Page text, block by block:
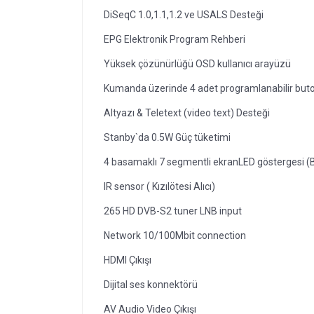
DiSeqC 1.0,1.1,1.2 ve USALS Desteği
EPG Elektronik Program Rehberi
Yüksek çözünürlüğü OSD kullanıcı arayüzü
Kumanda üzerinde 4 adet programlanabilir
Altyazı & Teletext (video text) Desteği
Stanby`da 0.5W Güç tüketimi
4 basamaklı 7 segmentli ekranLED göstergesi
IR sensor ( Kızılötesi Alıcı)
265 HD DVB-S2 tuner LNB input
Network 10/100Mbit connection
HDMI Çıkışı
Dijital ses konnektörü
AV Audio Video Çıkışı